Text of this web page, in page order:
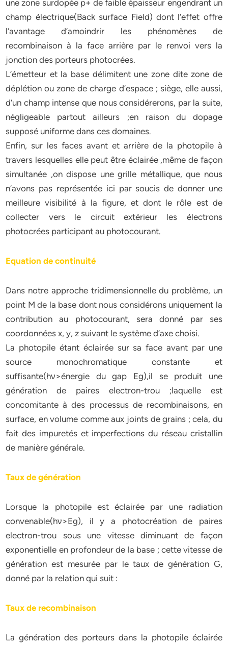
une zone surdopée p+ de faible épaisseur engendrant un
champ électrique(Back surface Field) dont l’effet offre
l’avantage d’amoindrir les phénomènes de
recombinaison à la face arrière par le renvoi vers la
jonction des porteurs photocrées.
L’émetteur et la base délimitent une zone dite zone de
déplétion ou zone de charge d’espace ; siège, elle aussi,
d’un champ intense que nous considérerons, par la suite,
négligeable partout ailleurs ;en raison du dopage
supposé uniforme dans ces domaines.
Enfin, sur les faces avant et arrière de la photopile à
travers lesquelles elle peut être éclairée ,même de façon
simultanée ,on dispose une grille métallique, que nous
n’avons pas représentée ici par soucis de donner une
meilleure visibilité à la figure, et dont le rôle est de
collecter vers le circuit extérieur les électrons
photocrées participant au photocourant.
Equation de continuité
Dans notre approche tridimensionnelle du problème, un
point M de la base dont nous considérons uniquement la
contribution au photocourant, sera donné par ses
coordonnées x, y, z suivant le système d’axe choisi.
La photopile étant éclairée sur sa face avant par une
source monochromatique constante et
suffisante(hν>énergie du gap Eg),il se produit une
génération de paires electron-trou ;laquelle est
concomitante à des processus de recombinaisons, en
surface, en volume comme aux joints de grains ; cela, du
fait des impuretés et imperfections du réseau cristallin
de manière générale.
Taux de génération
Lorsque la photopile est éclairée par une radiation
convenable(hν>Eg), il y a photocréation de paires
electron-trou sous une vitesse diminuant de façon
exponentielle en profondeur de la base ; cette vitesse de
génération est mesurée par le taux de génération G,
donné par la relation qui suit :
Taux de recombinaison
La génération des porteurs dans la photopile éclairée